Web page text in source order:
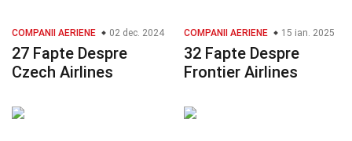
COMPANII AERIENE 02 dec. 2024
27 Fapte Despre
Czech Airlines
COMPANII AERIENE 15 ian. 2025
32 Fapte Despre
Frontier Airlines